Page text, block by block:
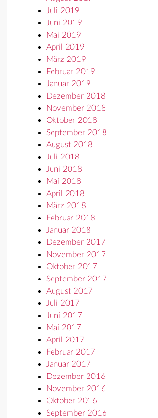
Juli 2019
Juni 2019
Mai 2019
April 2019
März 2019
Februar 2019
Januar 2019
Dezember 2018
November 2018
Oktober 2018
September 2018
August 2018
Juli 2018
Juni 2018
Mai 2018
April 2018
März 2018
Februar 2018
Januar 2018
Dezember 2017
November 2017
Oktober 2017
September 2017
August 2017
Juli 2017
Juni 2017
Mai 2017
April 2017
Februar 2017
Januar 2017
Dezember 2016
November 2016
Oktober 2016
September 2016